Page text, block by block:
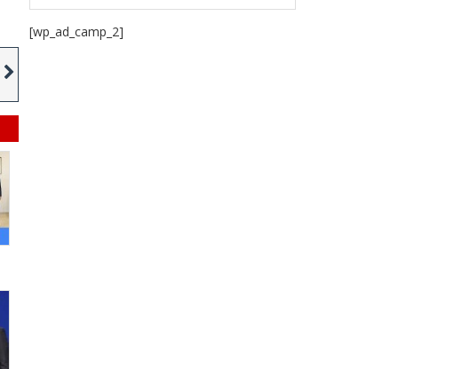
[wp_ad_camp_2]